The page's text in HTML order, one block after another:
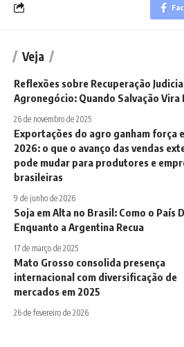
Veja
Reflexões sobre Recuperação
Agronegócio: Quando Salvação Vira
26 de novembro de 2025
Exportações do agro ganham força
2026: o que o avanço das vendas
pode mudar para produtores e
brasileiras
9 de junho de 2026
Soja em Alta no Brasil: Como o País
Enquanto a Argentina Recua
17 de março de 2025
Mato Grosso consolida presença
internacional com diversificação de
mercados em 2025
26 de fevereiro de 2026